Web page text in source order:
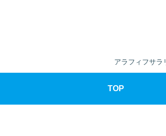
アラフィフサラ
TOP